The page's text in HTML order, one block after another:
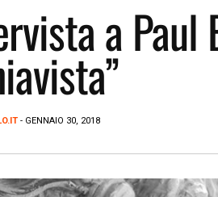
a Paul
- GENNAIO 30, 2018